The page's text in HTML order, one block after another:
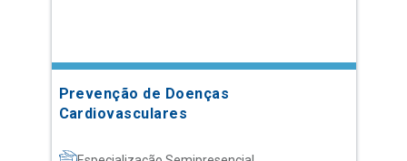
Prevenção de Doenças
Cardiovasculares